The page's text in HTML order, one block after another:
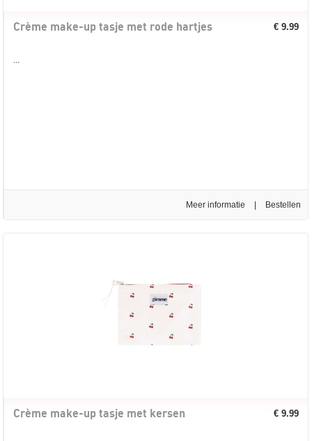
Crème make-up tasje met rode hartjes € 9.99
Meer informatie |
Crème make-up tasje met kersen € 9.99